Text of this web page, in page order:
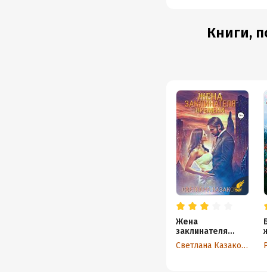
Книги,
Жена
заклинателя
времени
Светлана Казакова